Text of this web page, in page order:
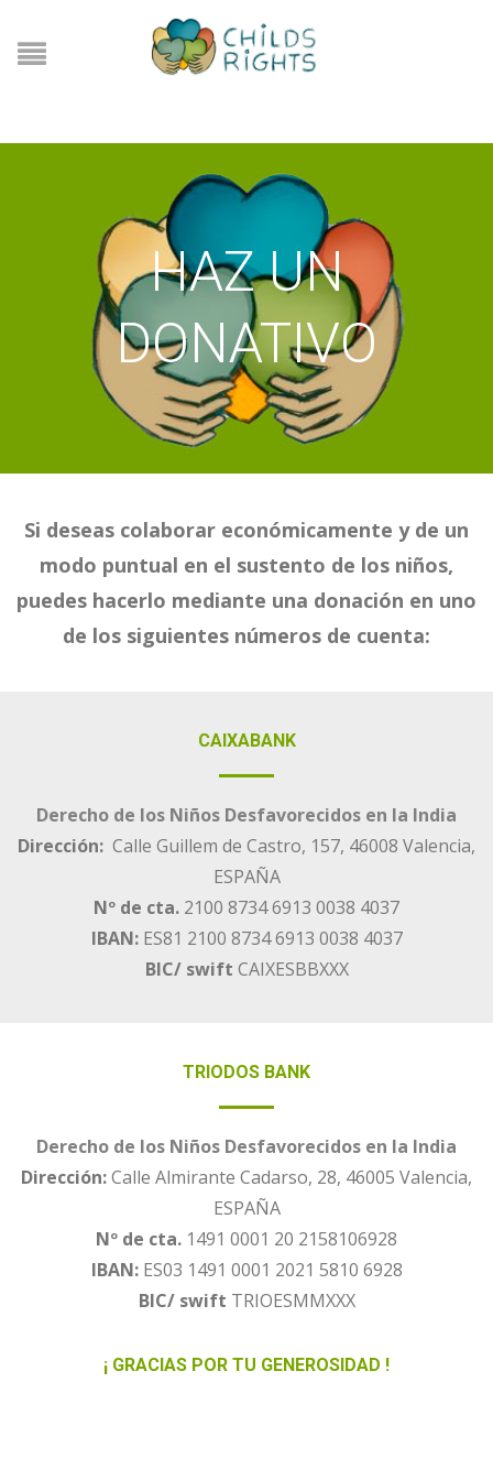
HAZ UN
DONATIVO
Si deseas colaborar económicamente y de un
modo puntual en el sustento de los niños,
puedes hacerlo mediante una donación en uno
de los siguientes números de cuenta:
CAIXABANK
Derecho de los Niños Desfavorecidos en la India
Dirección: Calle Guillem de Castro, 157, 46008 Valencia,
ESPAÑA
Nº de cta. 2100 8734 6913 0038 4037
IBAN:ES81 2100 8734 6913 0038 4037
BIC/ swift CAIXESBBXXX
TRIODOS BANK
Derecho de los Niños Desfavorecidos en la India
Dirección:Calle Almirante Cadarso, 28, 46005 Valencia,
ESPAÑA
Nº de cta. 1491 0001 20 2158106928
IBAN:ES03 1491 0001 2021 5810 6928
BIC/ swift TRIOESMMXXX
¡ GRACIAS POR TU GENEROSIDAD !